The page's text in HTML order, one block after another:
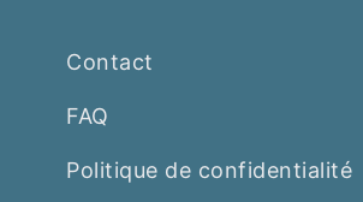
Contact
FAQ
Politique de confidentialité